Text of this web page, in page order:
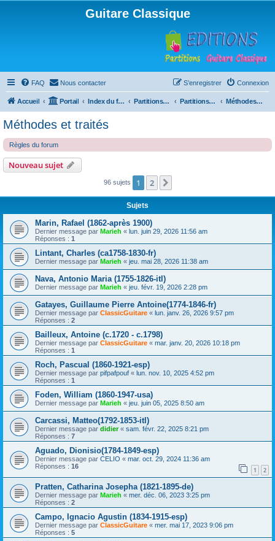
Guitare Classique
FAQ Nous contacter Connexion
S’enregistrer
Accueil Portail Index du forum Partitions pour guitare en libre téléchargement Partitions classées par compositeur Méthodes et traités
Méthodes et traités
Règles du forum
Nouveau sujet
96 sujets 1 2
Sujets
Marin, Rafael (1862-après 1900)
Dernier message par Marieh « lun. juin 29, 2026 11:56 am
Réponses : 1
Lintant, Charles (ca1758-1830-fr)
Dernier message par Marieh « jeu. mai 28, 2026 11:38 am
Nava, Antonio Maria (1755-1826-itl)
Dernier message par Marieh « jeu. févr. 19, 2026 2:28 pm
Gatayes, Guillaume Pierre Antoine(1774-1846-fr)
Dernier message par ClassicGuitare « lun. janv. 26, 2026 9:57 pm
Réponses : 2
Bailleux, Antoine (c.1720 - c.1798)
Dernier message par ClassicGuitare « mar. janv. 20, 2026 10:18 pm
Réponses : 1
Roch, Pascual (1860-1921-esp)
Dernier message par pifpafpouf « lun. nov. 10, 2025 4:52 pm
Réponses : 1
Foden, William (1860-1947-usa)
Dernier message par Marieh « jeu. juin 05, 2025 8:50 am
Carcassi, Matteo(1792-1853-itl)
Dernier message par didier« sam. févr. 22, 2025 8:21 pm
Réponses : 7
Aguado, Dionisio(1784-1849-esp)
Dernier message par CELIO « mar. oct. 29, 2024 11:36 am
Réponses : 16 1 2
Pratten, Catharina Josepha (1821-1895-de)
Dernier message par Marieh « mer. déc. 06, 2023 3:25 pm
Réponses : 2
Campo, Ignacio Agustin (1834-1915-esp)
Dernier message par ClassicGuitare « mer. mai 17, 2023 9:06 pm
Réponses : 5